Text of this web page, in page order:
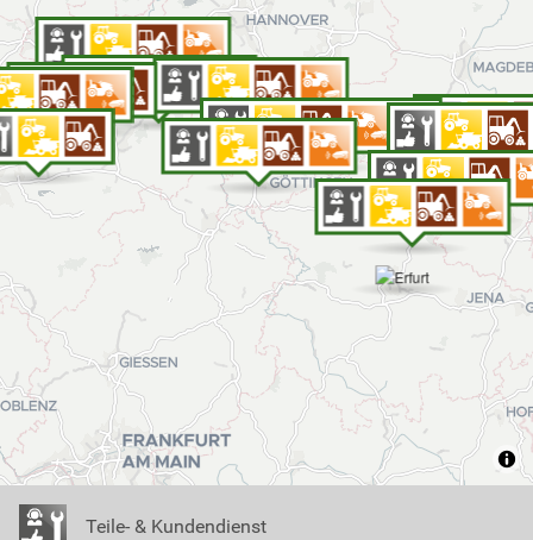
Teile- & Kundendienst